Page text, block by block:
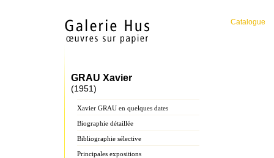
Catalogue
GRAU Xavier
(1951)
Xavier GRAU en quelques dates
Biographie détaillée
Bibliographie sélective
Principales expositions